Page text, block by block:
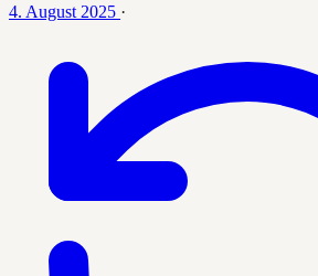
4. August 2025 ·